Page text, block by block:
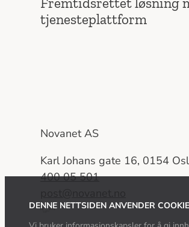
DENNE NETTSIDEN ANVENDER
tjenesteplattform
Novanet AS
Karl Johans gate 16, 0154
400 05 501
Del